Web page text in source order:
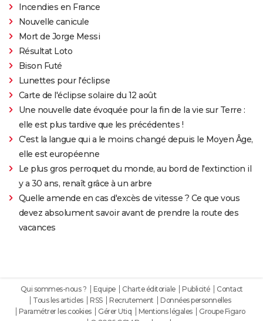
Incendies en France
Nouvelle canicule
Mort de Jorge Messi
Résultat Loto
Bison Futé
Lunettes pour l'éclipse
Carte de l'éclipse solaire du 12 août
Une nouvelle date évoquée pour la fin de la vie sur Terre :
elle est plus tardive que les précédentes !
C'est la langue qui a le moins changé depuis le Moyen Âge,
elle est européenne
Le plus gros perroquet du monde, au bord de l'extinction il
y a 30 ans, renaît grâce à un arbre
Quelle amende en cas d'excès de vitesse ? Ce que vous
devez absolument savoir avant de prendre la route des
vacances
Qui sommes-nous ? Equipe Charte éditoriale Publicité
Contact
Tous les articles
RSS Recrutement
Données personnelles
Paramétrer les cookies
Gérer Utiq Mentions légales
Groupe Figaro